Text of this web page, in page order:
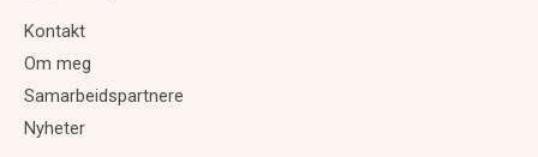
Kontakt
Om meg
Samarbeidspartnere
Nyheter